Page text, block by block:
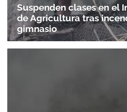
Suspenden clases en el
de Agricultura tras
gimnasio